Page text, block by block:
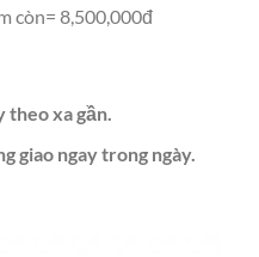
còn= 8,500,000đ
theo xa gần.
giao ngay trong ngày.